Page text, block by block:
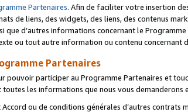
Partenaires. Afin de faciliter votre insertion
de liens, des widgets, des liens, des contenus
que d’autres informations concernant le Programme
ou tout autre information ou contenu concernant
Partenaires
pouvoir participer au Programme Partenaires et
les informations que nous vous demanderons
ou de conditions générales d’autres